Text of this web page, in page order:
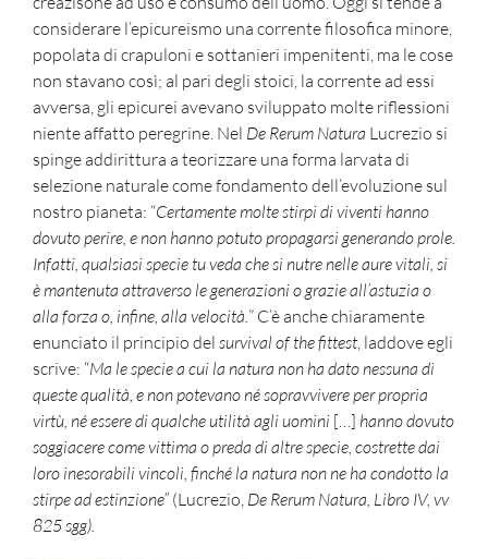
considerare l’epicureismo una corrente filosofica minore,
popolata di crapuloni e sottanieri impenitenti, ma le cose
non stavano così; al pari degli stoici, la corrente ad essi
avversa, gli epicurei avevano sviluppato molte riflessioni
niente affatto peregrine. Nel De Rerum Natura Lucrezio si
spinge addirittura a teorizzare una forma larvata di
selezione naturale come fondamento dell’evoluzione sul
nostro pianeta: “Certamente molte stirpi di viventi hanno
dovuto perire, e non hanno potuto propagarsi generando prole.
Infatti, qualsiasi specie tu veda che si nutre nelle aure vitali, si
è mantenuta attraverso le generazioni o grazie all’astuzia o
alla forza o, infine, alla velocità.” C’è anche chiaramente
enunciato il principio del survival of the fittest, laddove egli
scrive: “Ma le specie a cui la natura non ha dato nessuna di
queste qualità, e non potevano né sopravvivere per propria
virtù, né essere di qualche utilità agli uomini […] hanno dovuto
soggiacere come vittima o preda di altre specie, costrette dai
loro inesorabili vincoli, finché la natura non ne ha condotto la
stirpe ad estinzione” (Lucrezio, De Rerum Natura, Libro IV, vv
825 sgg).